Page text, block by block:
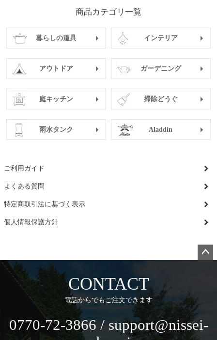
商品カテゴリ一覧
暮らしの道具 インテリア
アウトドア ガーデニング
庭キッチン 掃除どうぐ
雨水タンク Aladdin
ご利用ガイド
よくある質問
特定商取引法に基づく表示
個人情報保護方針
へ
CONTACT
電話からでもご注文できます
0770-72-3866 / support@nissei-